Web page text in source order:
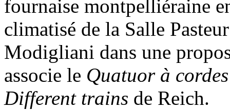
fournaise montpelliéraine
climatisé de la Salle
Modigliani dans une
associe le Quatuor à
Different trains de Reich.